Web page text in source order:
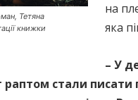
Тетяна
книжки
на
яка
– У
раптом стали